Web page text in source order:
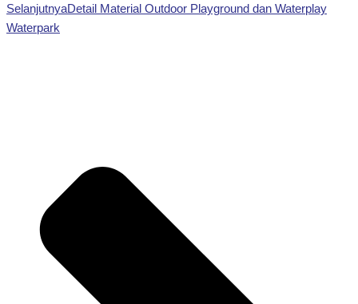
SelanjutnyaDetail Material Outdoor Playground dan Waterplay
Waterpark